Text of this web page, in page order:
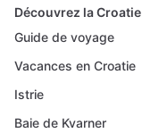
Découvrez la Croatie
Guide de voyage
Vacances en Croatie
Istrie
Baie de Kvarner